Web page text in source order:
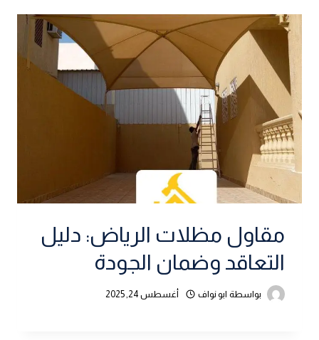
مقاول مظلات الرياض: دليل
التعاقد وضمان الجودة
بواسطة ابو نواف أغسطس 24, 2025